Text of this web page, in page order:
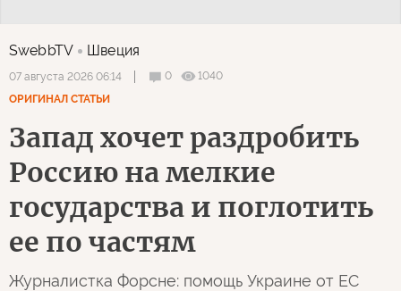
SwebbTV Швеция
07 августа 2026 06:14 0
1040
ОРИГИНАЛ СТАТЬИ
Запад хочет раздробить
Россию на мелкие
государства и поглотить
ее по частям
Журналистка Форсне: помощь Украине от ЕС